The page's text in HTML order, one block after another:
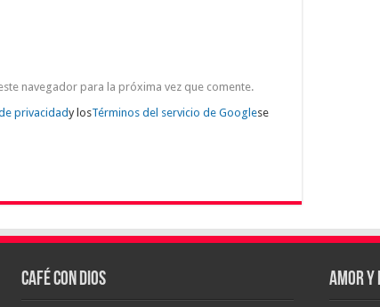
navegador para la próxima vez que comente.
privacidady losTérminos del servicio de Googlese
Café con Dios Amor y